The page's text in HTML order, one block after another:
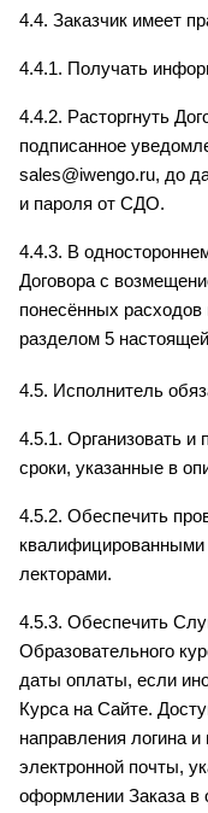
4.4. Заказчик имеет
4.4.1. Получать
4.4.2. Расторгнуть
подписанное
sales@iwengo.ru, до
и пароля от СДО.
4.4.3. В
Договора с
понесённых
разделом 5
4.5. Исполнитель
4.5.1. Организовать
сроки, указанные в
4.5.2. Обеспечить
квалифицированными
лекторами.
4.5.3. Обеспечить
Образовательного
даты оплаты, если
Курса на Сайте.
направления логина
электронной почты,
оформлении Заказа в